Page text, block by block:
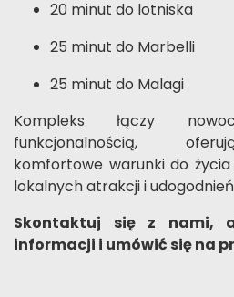
20 minut do lotniska
25 minut do Marbelli
25 minut do Malagi
Kompleks łączy
funkcjonalnością,
komfortowe warunki do
lokalnych atrakcji i
Skontaktuj się z nami,
informacji i umówić się na